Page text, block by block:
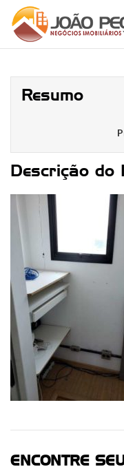
Resumo
Descrição do
ENCONTRE